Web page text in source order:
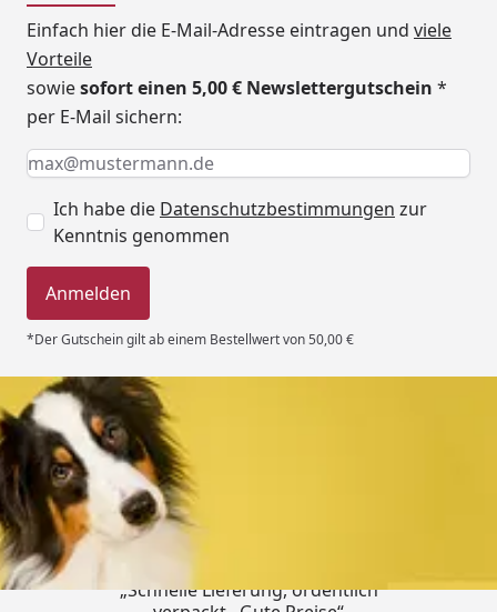
Einfach hier die E-Mail-Adresse eintragen und viele
Vorteile
sowiesofort einen 5,00 € Newslettergutschein *
per E-Mail sichern:
Keine Eingabe erforderlich
Eingabe erforderlich
E-Mail *
Ich habe die Datenschutzbestimmungen zur
Kenntnis genommen
Anmelden
*Der Gutschein gilt ab einem Bestellwert von 50,00 €
Trusted Shops
„Schnelle Lieferung, ordentlich